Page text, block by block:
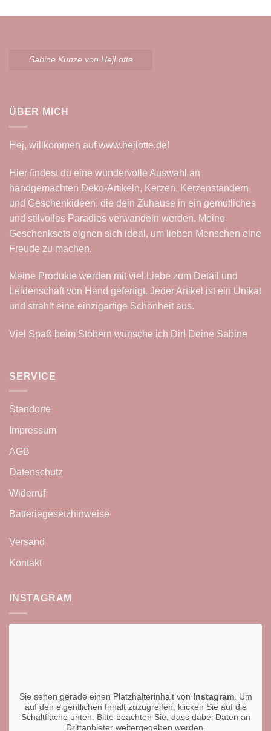
Sabine Kunze von HejLotte
ÜBER MICH
Hej, willkommen aufwww.hejlotte.de!
Hier findest du eine wundervolle Auswahl an
handgemachten Deko-Artikeln, Kerzen, Kerzenständern
und Geschenkideen, die dein Zuhause in ein gemütliches
und stilvolles Paradies verwandeln werden. Meine
Geschenksets eignen sich ideal, um lieben Menschen eine
Freude zu machen.
Meine Produkte werden mit viel Liebe zum Detail und
Leidenschaft von Hand gefertigt. Jeder Artikel ist ein Unikat
und strahlt eine einzigartige Schönheit aus.
Viel Spaß beim Stöbern wünsche ich Dir! Deine Sabine
SERVICE
Standorte
Impressum
AGB
Datenschutz
Widerruf
Batteriegesetzhinweise
Versand
Kontakt
INSTAGRAM
Sie sehen gerade einen Platzhalterinhalt von Instagram. Um
auf den eigentlichen Inhalt zuzugreifen, klicken Sie auf die
Schaltfläche unten. Bitte beachten Sie, dass dabei Daten an
Drittanbieter weitergegeben werden.